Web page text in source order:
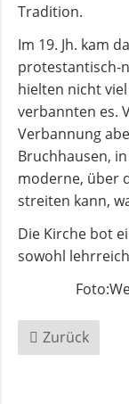
Kinder-
und
Forum
BERATUNG
&
Tradition.
Im 19. Jh. kam
protestantisch-
hielten nicht
verbannten es.
Verbannung
Bruchhausen,
moderne, über
streiten kann,
Die Kirche bot
sowohl
Zurück